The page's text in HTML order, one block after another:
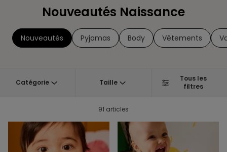
Nouveautés Naissance
Nouveautés Pyjamas Body Vêtements
Catégorie Taille
Tous les
filtres
91 articles